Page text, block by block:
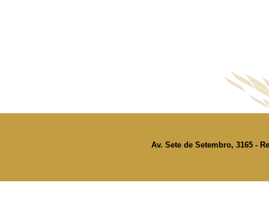
Av. Sete de Setembro, 3165 -